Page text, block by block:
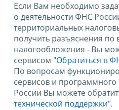
Если Вам необходимо
о деятельности ФНС
территориальных
получить разъяснения по
налогообложения - Вы
сервисом "Обратиться в
По вопросам
сервисов и
России Вы можете
технической поддержки".